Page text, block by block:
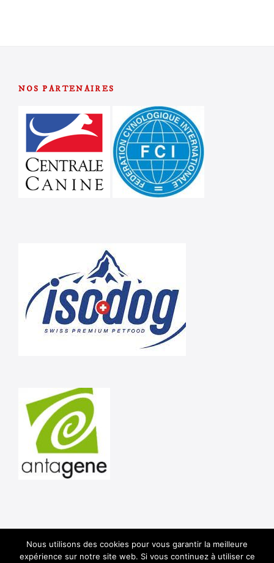
NOS PARTENAIRES
Shar Pei Club de France © 2020 - Mentions Légales-
Nous utilisons des cookies pour vous garantir la meilleure
expérience sur notre site web. Si vous continuez à utiliser ce